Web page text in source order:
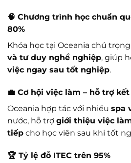
🧠 Chương trình học chuẩn
80%
Khóa học tại Oceania chú trọng
và tư duy nghề nghiệp, giúp
việc ngay sau tốt nghiệp.
💼 Cơ hội việc làm – hỗ trợ
Oceania hợp tác với nhiều spa
nước, hỗ trợ giới thiệu việc
tiếp cho học viên sau khi tốt
🏆 Tỷ lệ đỗ ITEC trên 95%